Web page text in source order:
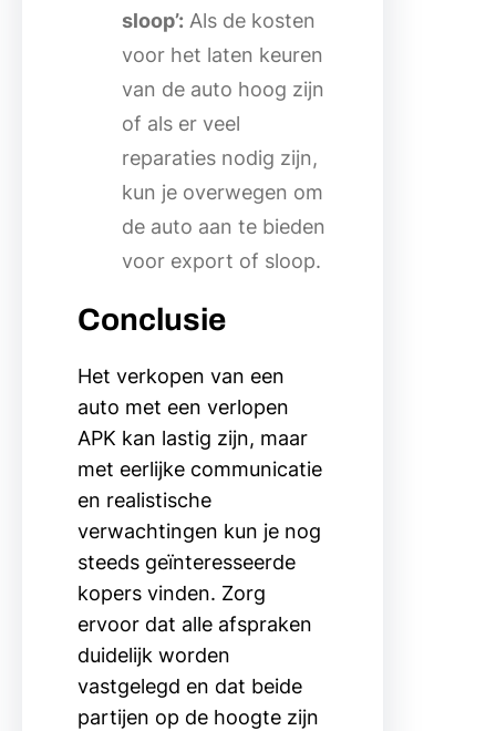
sloop’: Als de kosten
voor het laten keuren
van de auto hoog zijn
of als er veel
reparaties nodig zijn,
kun je overwegen om
de auto aan te bieden
voor export of sloop.
Conclusie
Het verkopen van een
auto met een verlopen
APK kan lastig zijn, maar
met eerlijke communicatie
en realistische
verwachtingen kun je nog
steeds geïnteresseerde
kopers vinden. Zorg
ervoor dat alle afspraken
duidelijk worden
vastgelegd en dat beide
partijen op de hoogte zijn